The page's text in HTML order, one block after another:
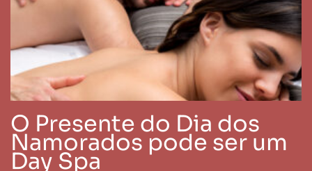
O Presente do Dia dos
Namorados pode ser um
Day Spa